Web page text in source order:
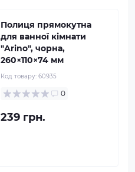
Полиця прямокутна
для ванної кімнати
"Arino", чорна,
260×110×74 мм
Код товару: 60935
0
239 грн.